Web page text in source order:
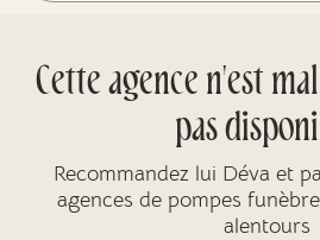
Cette agence n'est
pas
Recommandez lui Déva et
agences de pompes
alentours